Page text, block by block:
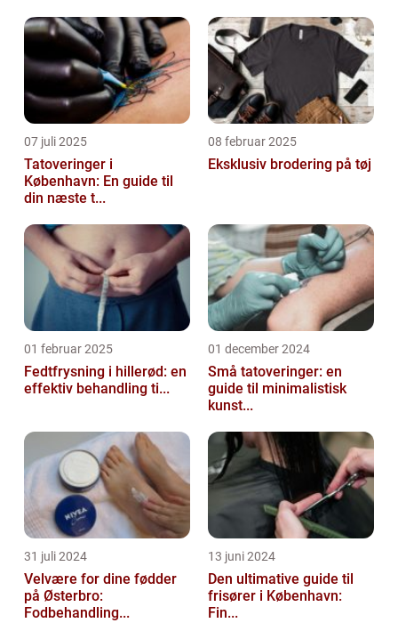
07 juli 2025
Tatoveringer i
København: En guide til
din næste t...
08 februar 2025
Eksklusiv brodering på tøj
01 februar 2025
Fedtfrysning i hillerød: en
effektiv behandling ti...
01 december 2024
Små tatoveringer: en
guide til minimalistisk
kunst...
31 juli 2024
Velvære for dine fødder
på Østerbro:
Fodbehandling...
13 juni 2024
Den ultimative guide til
frisører i København:
Fin...